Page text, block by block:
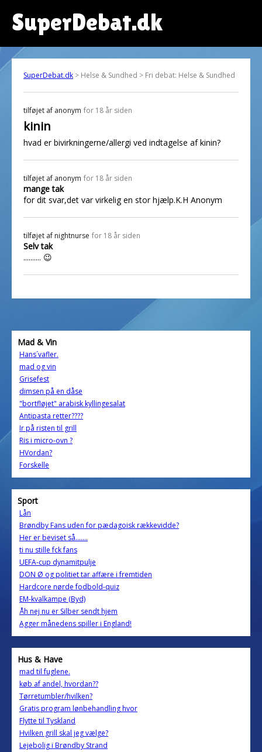
SuperDebat.dk
SuperDebat.dk > Helse & Sundhed > Fri debat: Helse & Sundhed
tilføjet af anonym for 18 år siden
kinin
hvad er bivirkningerne/allergi ved indtagelse af kinin?
tilføjet af anonym for 18 år siden
mange tak
for dit svar,det var virkelig en stor hjælp.K.H Anonym
tilføjet af nightnurse for 18 år siden
Selv tak
.......... 😉
Mad & Vin
Hans´vafler.
mad og vin
Grisefest
dimsen på en dåse
"bortfløjet" arabisk kyllingesalat
Antipasta retter????
Ir på risten til grill
Ris i micro-ovn ?
HVordan?
Forskelle
Sport
Lån
Brøndby Fans uden for pædagoisk rækkevidde?
Her er beviset så.......
ti nu stille fck fans
UEFA-cup dynamitpulje
DON Ø og politiet tar affære i fremtiden
Hardcore nørde fodbold-quiz
EM-kvalkampe (Byd)
Åh nej nu er Silber sendt hjem
Agger månedens spiller i England!
Hus & Have
mad til fuglene.
køb af andel, hvordan??
Tørretumbler/hvilken?
Gratis program lønbehandling hvor
Flytte til Tyskland
Hvilken grill skal jeg vælge?
Lejebolig i Brøndby Strand